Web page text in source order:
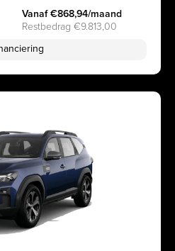
Vanaf €868,94/maand
Restbedrag €9.813,00